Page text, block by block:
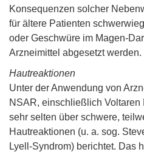
Konsequenzen solcher
für ältere Patienten
oder Geschwüre im Magen-
Arzneimittel abgesetzt werden.
Hautreaktionen
Unter der Anwendung von
NSAR, einschließlich Voltaren
sehr selten über schwere,
Hautreaktionen (u. a. sog.
Lyell-Syndrom) berichtet. Das